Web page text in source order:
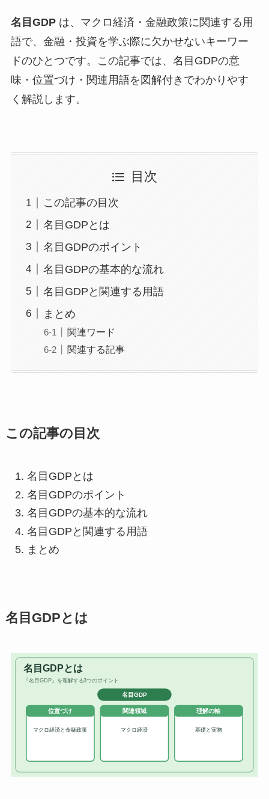
名目GDPは、マクロ経済・金融政策に関連する用
語で、金融・投資を学ぶ際に欠かせないキーワー
ドのひとつです。この記事では、名目GDPの意
味・位置づけ・関連用語を図解付きでわかりやす
く解説します。
目次
この記事の目次
名目GDPとは
名目GDPのポイント
名目GDPの基本的な流れ
名目GDPと関連する用語
まとめ
関連ワード
関連する記事
この記事の目次
名目GDPとは
名目GDPのポイント
名目GDPの基本的な流れ
名目GDPと関連する用語
まとめ
名目GDPとは